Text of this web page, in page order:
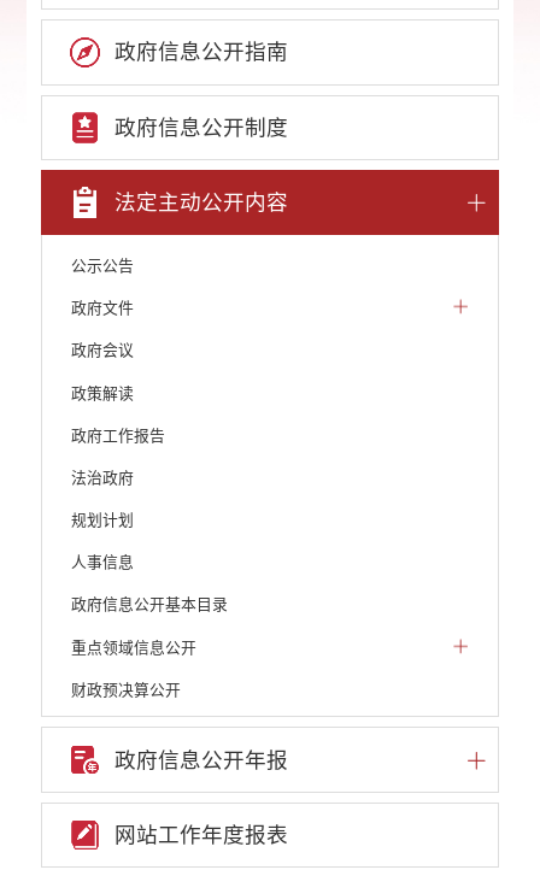
政府信息公开指南
政府信息公开制度
法定主动公开内容
公示公告
政府文件
政府会议
政策解读
政府工作报告
法治政府
规划计划
人事信息
政府信息公开基本目录
重点领域信息公开
财政预决算公开
人大建议和政协提案
机构职能
权责清单
政府信息公开年报
网站工作年度报表